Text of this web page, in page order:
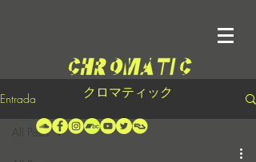
クロマティック
Entrada
All Posts